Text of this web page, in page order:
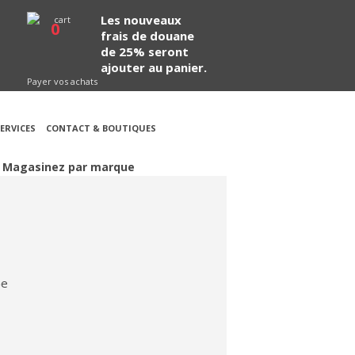
Payer vos achats
0
Les nouveaux
frais de douane
de 25% seront
ajouter au panier.
CONTACT & BOUTIQUES
Magasinez par marque